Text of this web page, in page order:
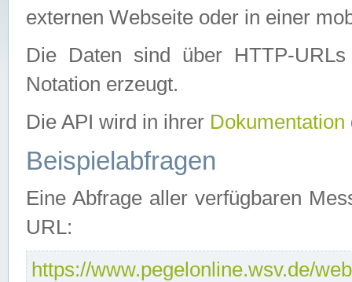
externen Webseite oder in einer
Die Daten sind über HTTP-
Notation erzeugt.
Die API wird in ihrer Dokumentation
Beispielabfragen
Eine Abfrage aller verfügbaren
URL:
https://www.pegelonline.wsv.de/